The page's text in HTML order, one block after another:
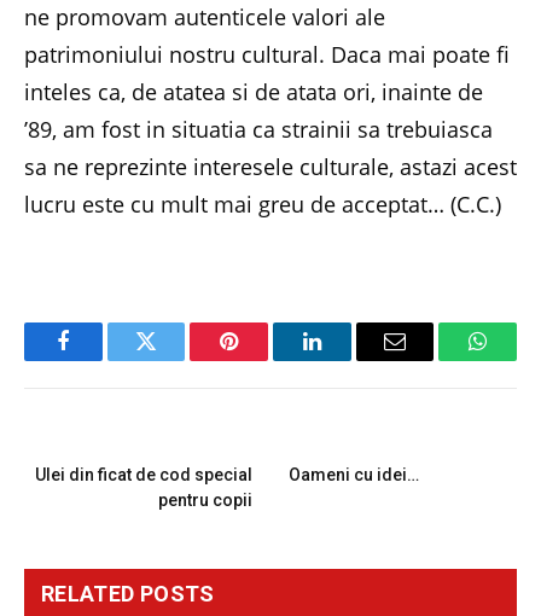
ne promovam autenticele valori ale
patrimoniului nostru cultural. Daca mai poate fi
inteles ca, de atatea si de atata ori, inainte de
’89, am fost in situatia ca strainii sa trebuiasca
sa ne reprezinte interesele culturale, astazi acest
lucru este cu mult mai greu de acceptat… (C.C.)
FacebookTwitter Pinterest LinkedInEmail
Ulei din ficat de cod special
pentru copii
Oameni cu idei…
RELATED POSTS